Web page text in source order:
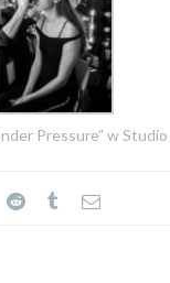
Pressure” w